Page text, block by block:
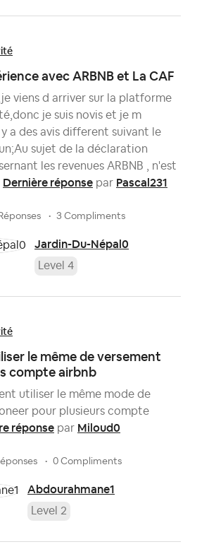
avec ARBNB et La CAF
viens d arriver sur la platforme
je suis novis et je m
a des avis different suivant le
sujet de la déclaration
les revenues ARBNB , n'est
Dernière réponse par Pascal231
3 Compliments
Jardin-Du-Népal0
Level 4
le même de versement
compte airbnb
utiliser le même mode de
pour plusieurs compte
réponse par Miloud0
0 Compliments
Abdourahmane1
Level 2